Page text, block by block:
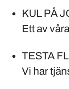
KUL PÅ
Ett av
TESTA
Vi har